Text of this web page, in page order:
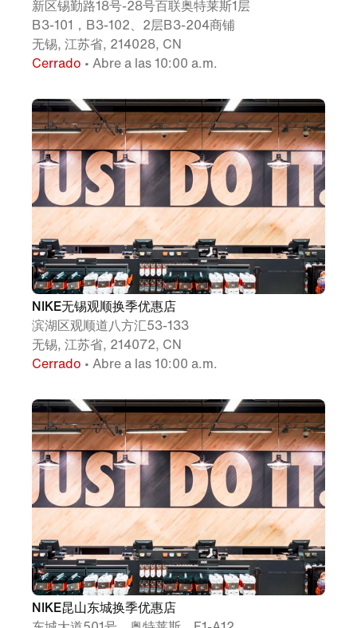
新区锡勤路18号-28号百联奥特莱斯1层
B3-101，B3-102、2层B3-204商铺
无锡, 江苏省, 214028, CN
Cerrado • Abre a las 10:00 a.m.
NIKE无锡观顺换季优惠店
滨湖区观顺道八方汇53-133
无锡, 江苏省, 214072, CN
Cerrado • Abre a las 10:00 a.m.
NIKE昆山东城换季优惠店